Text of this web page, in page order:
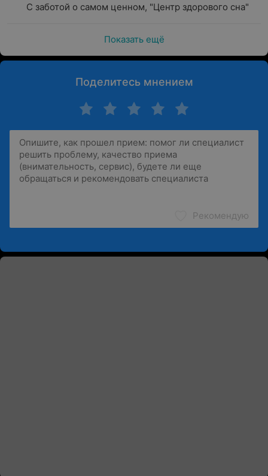
С заботой о самом ценном, "Центр здорового сна"
Показать ещё
Поделитесь мнением
Рекомендую